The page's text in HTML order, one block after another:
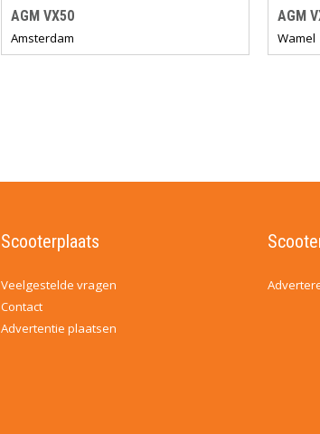
AGM VX50
Amsterdam
AGM
Wamel
Scooterplaats
Veelgestelde vragen
Contact
Advertentie plaatsen